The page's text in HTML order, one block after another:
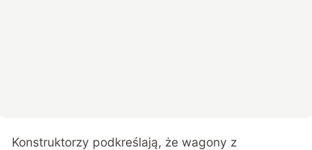
Konstruktorzy podkreślają, że wagony z